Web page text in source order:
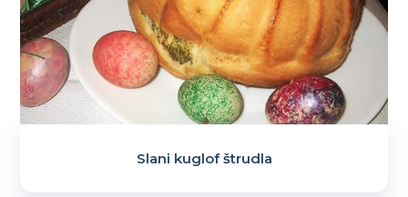
Slani kuglof štrudla